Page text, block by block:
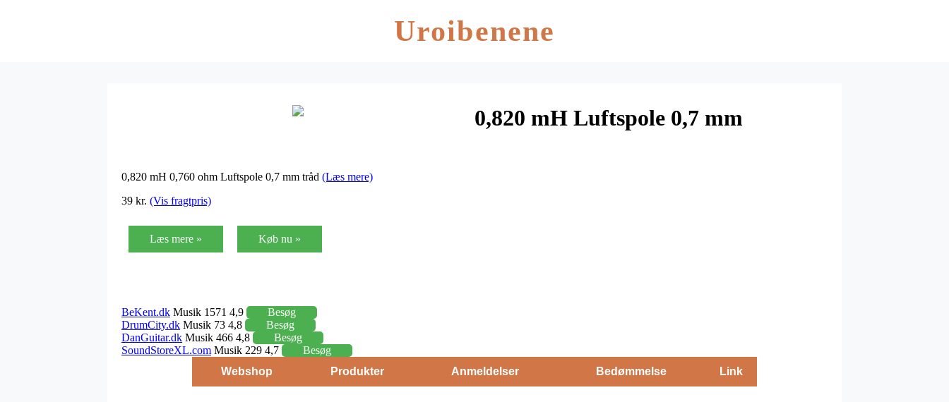
Uroibenene
0,820 mH Luftspole 0,7 mm
0,820 mH 0,760 ohm Luftspole 0,7 mm tråd (Læs mere)
39 kr. (Vis fragtpris)
Læs mere » Køb nu »
BeKent.dk Musik 1571 4,9
Besøg
DrumCity.dk Musik 73 4,8
Besøg
DanGuitar.dk Musik 466 4,8
Besøg
SoundStoreXL.com Musik 229 4,7
Besøg
Webshop
Produkter Anmeldelser Bedømmelse Link